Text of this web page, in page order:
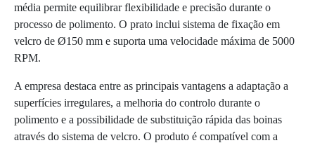
média permite equilibrar flexibilidade e precisão durante o
processo de polimento. O prato inclui sistema de fixação em
velcro de Ø150 mm e suporta uma velocidade máxima de 5000
RPM.
A empresa destaca entre as principais vantagens a adaptação a
superfícies irregulares, a melhoria do controlo durante o
polimento e a possibilidade de substituição rápida das boinas
através do sistema de velcro. O produto é compatível com a